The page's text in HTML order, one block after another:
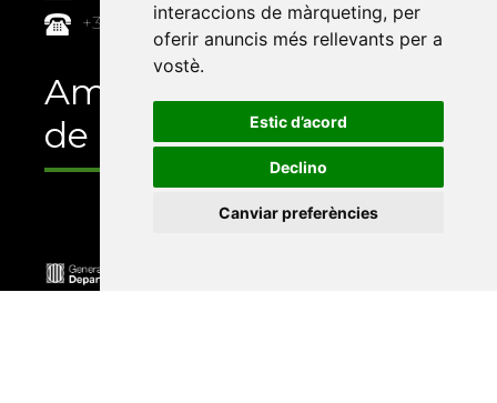
interaccions de màrqueting, per
oferir anuncis més rellevants per a
vostè.
Estic d’acord
Declino
Canviar preferències
+34 964 72 89 93
Amb el suport
de